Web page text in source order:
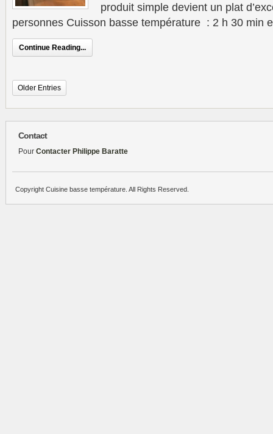
produit simple devient un plat
personnes Cuisson basse température : 2 h 30 min
Continue Reading...
Older Entries
Contact
Pour Contacter Philippe Baratte
Copyright Cuisine basse température. All Rights Reserved.